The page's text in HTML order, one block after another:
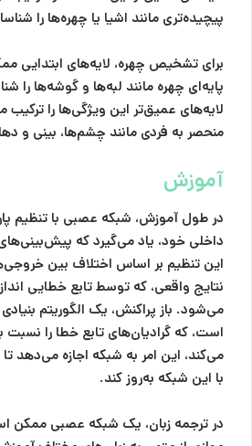
پیچیده‌تری مانند اشیا یا چهره‌ها را
برای تشخیص چهره، لایه‌های ابتدایی
پایه‌ای چهره مانند لبه‌ها و گوشه‌ها را
لایه‌های عمیق‌تر این ویژگی‌ها را ترکیب
منحصر به فردی مانند چشم‌ها، بینی و
آموزش
در طول آموزش، شبکه عصبی با تنظیم
داخلی خود، یاد می‌گیرد که
این تنظیم بر اساس اختلاف بین
نتایج واقعی، که توسط تابع خطایی
می‌شود. باز پراکنش، یک الگوریتم
است، که گرادیان‌های تابع خطا را
می‌کند، این امر به شبکه اجازه می‌دهد
با این شبکه به‌روز کند.
در ترجمه زبان، یک شبکه عصبی ممکن